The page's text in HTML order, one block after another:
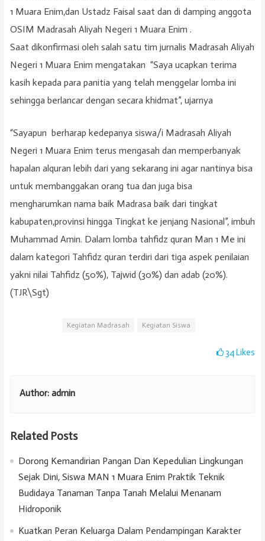
1 Muara Enim,dan Ustadz Faisal saat dan di damping anggota
OSIM Madrasah Aliyah Negeri 1 Muara Enim .
Saat dikonfirmasi oleh salah satu tim jurnalis Madrasah Aliyah
Negeri 1 Muara Enim mengatakan “Saya ucapkan terima
kasih kepada para panitia yang telah menggelar lomba ini
sehingga berlancar dengan secara khidmat”, ujarnya
“Sayapun berharap kedepanya siswa/i Madrasah Aliyah
Negeri 1 Muara Enim terus mengasah dan memperbanyak
hapalan alquran lebih dari yang sekarang ini agar nantinya bisa
untuk membanggakan orang tua dan juga bisa
mengharumkan nama baik Madrasa baik dari tingkat
kabupaten,provinsi hingga Tingkat ke jenjang Nasional”, imbuh
Muhammad Amin. Dalam lomba tahfidz quran Man 1 Me ini
dalam kategori Tahfidz quran terdiri dari tiga aspek penilaian
yakni nilai Tahfidz (50%), Tajwid (30%) dan adab (20%).
(TJR\Sgt)
Kegiatan Madrasah Kegiatan Siswa
34Likes
Author: admin
Related Posts
Dorong Kemandirian Pangan Dan Kepedulian Lingkungan
Sejak Dini, Siswa MAN 1 Muara Enim Praktik Teknik
Budidaya Tanaman Tanpa Tanah Melalui Menanam
Hidroponik
Kuatkan Peran Keluarga Dalam Pendampingan Karakter